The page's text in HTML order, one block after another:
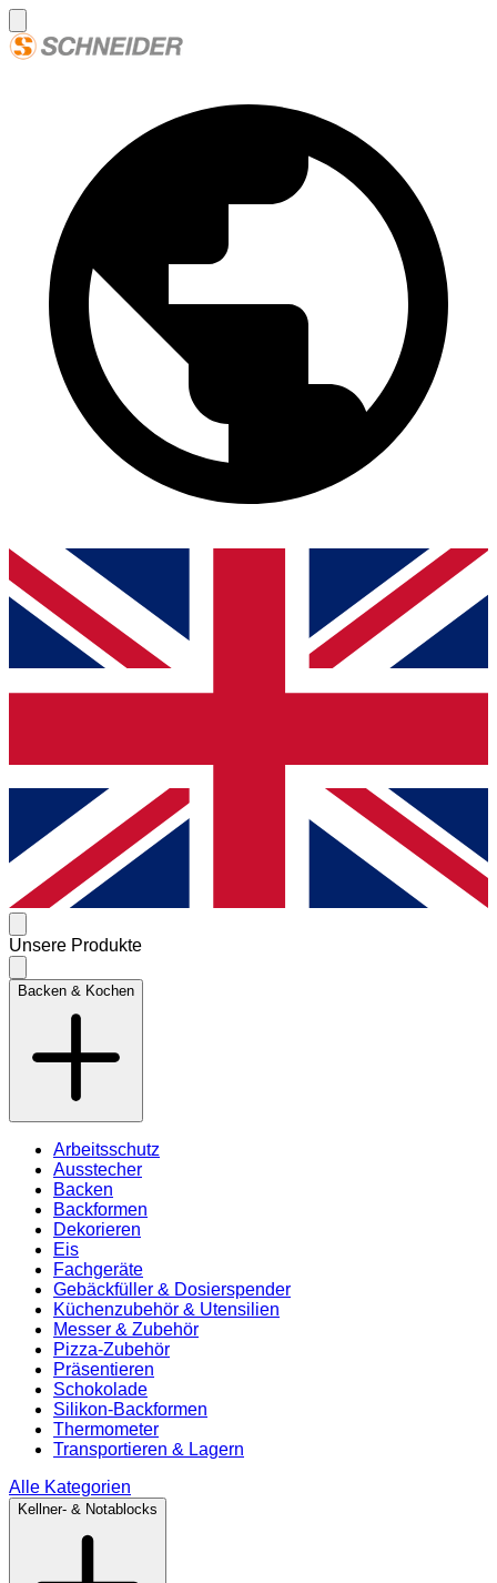
Unsere Produkte
Backen & Kochen
Arbeitsschutz
Ausstecher
Backen
Backformen
Dekorieren
Eis
Fachgeräte
Gebäckfüller & Dosierspender
Küchenzubehör & Utensilien
Messer & Zubehör
Pizza-Zubehör
Präsentieren
Schokolade
Silikon-Backformen
Thermometer
Transportieren & Lagern
Alle Kategorien
Kellner- & Notablocks